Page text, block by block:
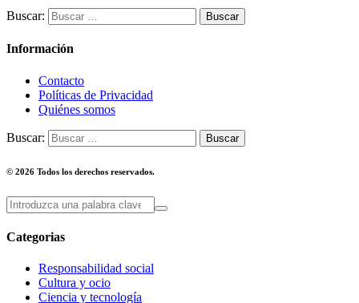
Buscar:
Información
Contacto
Políticas de Privacidad
Quiénes somos
Buscar:
© 2026 Todos los derechos reservados.
Categorias
Responsabilidad social
Cultura y ocio
Ciencia y tecnología